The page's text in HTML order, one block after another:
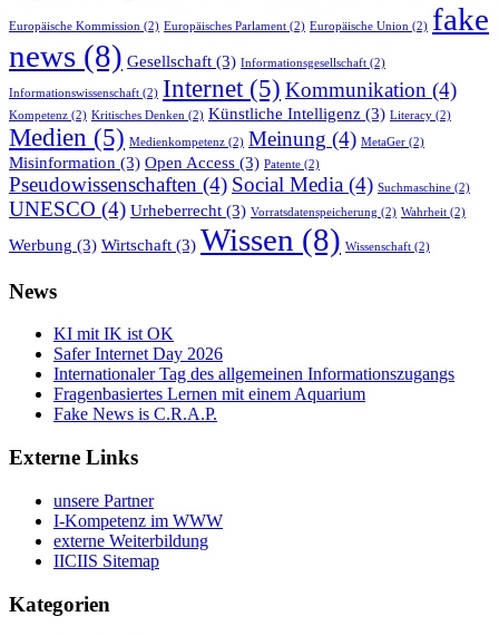
Europäische Kommission (2) Europäisches Parlament (2) Europäische Union (2) fake
news (8) Gesellschaft (3) Informationsgesellschaft (2)
Informationswissenschaft (2) Internet (5) Kommunikation (4)
Kompetenz (2) Kritisches Denken (2) Künstliche Intelligenz (3) Literacy (2)
Medien (5) Medienkompetenz (2) Meinung (4) MetaGer (2)
Misinformation (3) Open Access (3) Patente (2)
Pseudowissenschaften (4) Social Media (4) Suchmaschine (2)
UNESCO (4) Urheberrecht (3) Vorratsdatenspeicherung (2) Wahrheit (2)
Werbung (3) Wirtschaft (3) Wissen (8) Wissenschaft (2)
News
KI mit IK ist OK
Safer Internet Day 2026
Internationaler Tag des allgemeinen Informationszugangs
Fragenbasiertes Lernen mit einem Aquarium
Fake News is C.R.A.P.
Externe Links
unsere Partner
I-Kompetenz im WWW
externe Weiterbildung
IICIIS Sitemap
Kategorien